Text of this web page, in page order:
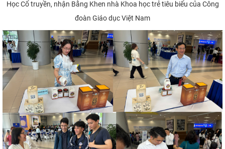
Học Cổ truyền, nhận Bằng Khen nhà Khoa học trẻ tiêu biểu của Công
đoàn Giáo dục Việt Nam